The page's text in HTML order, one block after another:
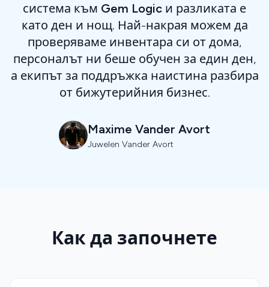
система към Gem Logic и разликата е
като ден и нощ. Най-накрая можем да
проверяваме инвентара си от дома,
персоналът ни беше обучен за един ден,
а екипът за поддръжка наистина разбира
от бижутерийния бизнес.
Maxime Vander Avort
Juwelen Vander Avort
Как да започнете